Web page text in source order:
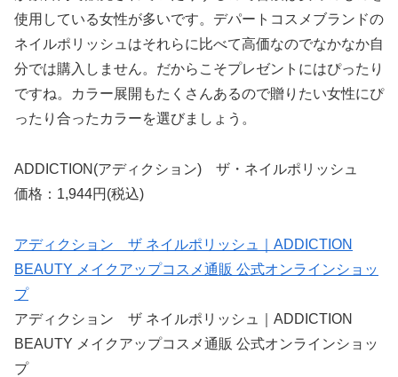
使用している女性が多いです。デパートコスメブランドの
ネイルポリッシュはそれらに比べて高価なのでなかなか自
分では購入しません。だからこそプレゼントにはぴったり
ですね。カラー展開もたくさんあるので贈りたい女性にぴ
ったり合ったカラーを選びましょう。
ADDICTION(アディクション) ザ・ネイルポリッシュ
価格：1,944円(税込)
アディクション ザ ネイルポリッシュ｜ADDICTION
BEAUTY メイクアップコスメ通販 公式オンラインショッ
プ
アディクション ザ ネイルポリッシュ｜ADDICTION
BEAUTY メイクアップコスメ通販 公式オンラインショッ
プ